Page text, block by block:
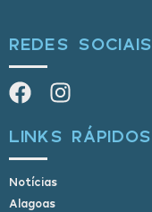
REDES SOCIAIS
LINKS RÁPIDOS
Notícias
Alagoas